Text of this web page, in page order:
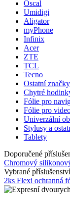
Oscal
Umidigi
Aligator
myPhone
Infinix
Acer
ZTE
TCL
Tecno
Ostatní značky
Chytré
Fólie pro
Fólie pro
Univerzální
Stylusy a
Tablety
Doporučené
Chromový
Vybrané
2ks Flexi ochranná